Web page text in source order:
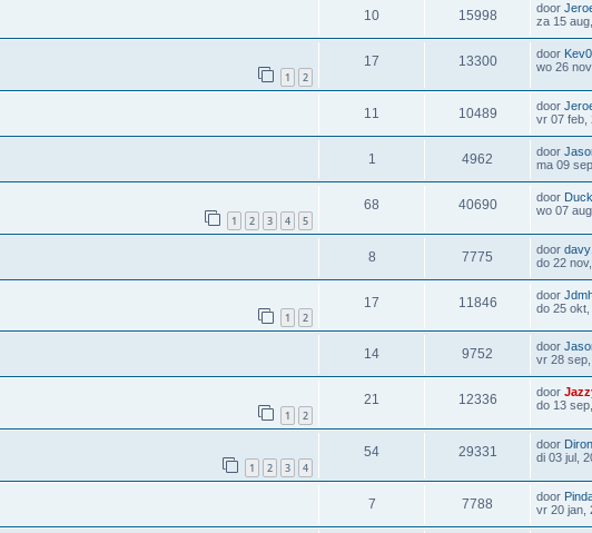
10 15998 door
za 15
1 2
17 13300 door
wo 26
11 10489 door
vr 07 feb,
1 4962 door
ma 09
1 2 3 4 5
68 40690 door Duck
wo 07
8 7775 door
do 22
1 2
17 11846 door
do 25
14 9752 door
vr 28
1 2
21 12336 door
do 13
1 2 3 4
54 29331 door
di 03 jul,
7 7788 door
vr 20 jan,